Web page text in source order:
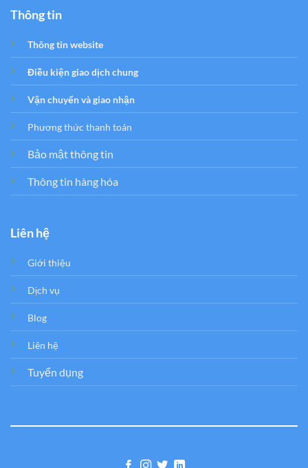
Thông tin
Thông tin website
Điều kiện giao dịch chung
Vận chuyển và giao nhận
Phương thức thanh toán
Bảo mật thông tin
Thông tin hàng hóa
Liên hệ
Giới thiệu
Dịch vụ
Blog
Liên hệ
Tuyển dụng